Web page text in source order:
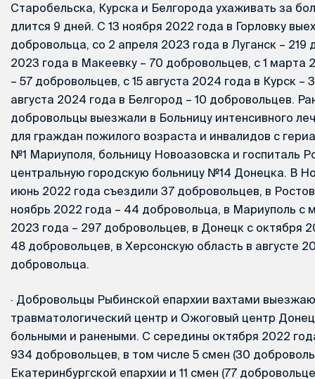
Старобельска, Курска и Белгорода ухаживать за
длится 9 дней. С 13 ноября 2022 года в Горловку
добровольца, со 2 апреля 2023 года в Луганск – 219
2023 года в Макеевку – 70 добровольцев, с 1 марта
– 57 добровольцев, с 15 августа 2024 года в Курск –
августа 2024 года в Белгород – 10 добровольцев.
добровольцы выезжали в Больницу интенсивного
для граждан пожилого возраста и инвалидов с
№1 Мариуполя, больницу Новоазовска и госпиталь
центральную городскую больницу №14 Донецка. В
июнь 2022 года съездили 37 добровольцев, в
ноябрь 2022 года – 44 добровольца, в Мариуполь с
2023 года – 297 добровольцев, в Донецк с октября
48 добровольцев, в Херсонскую область в августе
добровольца.
· Добровольцы Рыбинской епархии вахтами
травматологический центр и Ожоговый центр
больными и ранеными. С середины октября 2022
934 добровольцев, в том числе 5 смен (30
Екатеринбургской епархии и 11 смен (77